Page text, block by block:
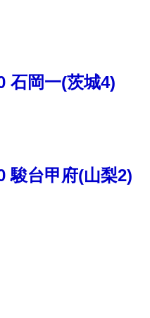
石岡一(茨城4)
駿台甲府(山梨2)